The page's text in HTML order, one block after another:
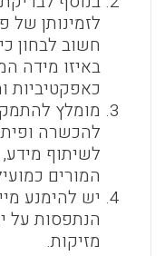
לזמינותן של
חשוב לבחון
באיזו מידה
כאפקטיביות
מומלץ
להכשרה
לשיתוף
המורים
יש להימנע
הנתפסות על
מזיקות.